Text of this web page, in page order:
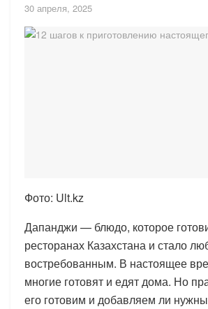
30 апреля, 2025
Фото: Ult.kz
Дапанджи — блюдо, которое
ресторанах Казахстана и стало
востребованным. В настоящее
многие готовят и едят дома. Но
его готовим и добавляем ли